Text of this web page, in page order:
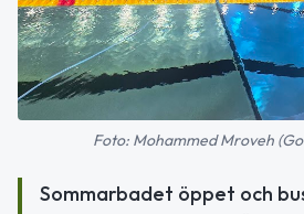
Foto: Mohammed Mroveh
Sommarbadet öppet och